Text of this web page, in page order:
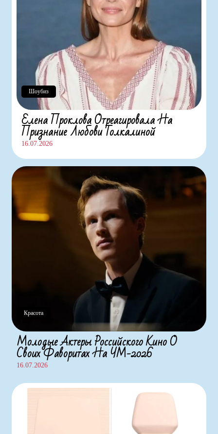
Елена Проклова Отреагировала На
Признание Любови Толкалиной
16.07.2026
Шоубиз
Красота
Молодые Актеры Российского Кино О
Своих Фаворитах На ЧМ-2026
16.07.2026